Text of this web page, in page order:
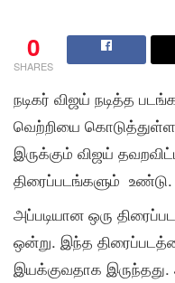
0
SHARES
நடிகர் விஜய் நடித்த
வெற்றியை
இருக்கும் விஜய்
திரைப்படங்களும் உண்டு.
அப்படியான ஒரு
ஒன்று. இந்த
இயக்குவதாக